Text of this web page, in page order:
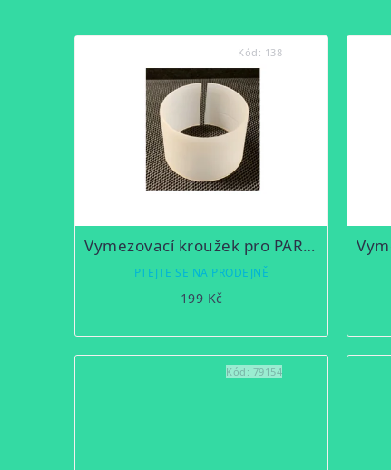
Vymezovací kroužek pro PARD NV007 z 42 na 38mm
PTEJTE SE NA PRODEJNĚ
199 Kč
Kód: 138
Kód: 79154